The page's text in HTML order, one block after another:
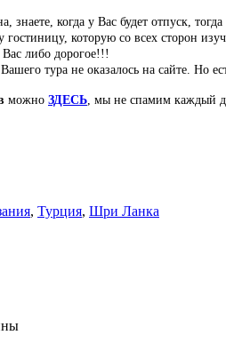
знаете, когда у Вас будет отпуск,
гостиницу, которую со всех сторон
Вас либо дорогое!!!
тура не оказалось на сайте. Но
можно ЗДЕСЬ, мы не спамим каждый
, Турция, Шри Ланка